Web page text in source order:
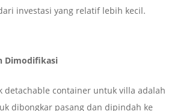
investasi yang relatif lebih kecil.
Dimodifikasi
detachable container untuk villa adalah
dibongkar pasang dan dipindah ke